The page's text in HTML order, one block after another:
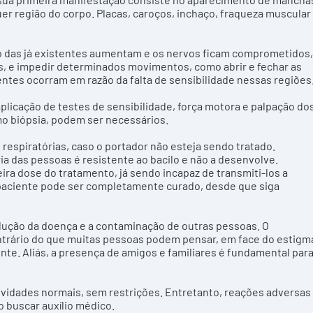
região do corpo. Placas, caroços, inchaço, fraqueza muscular
das já existentes aumentam e os nervos ficam comprometidos,
e impedir determinados movimentos, como abrir e fechar as
ocorram em razão da falta de sensibilidade nessas regiões.
de testes de sensibilidade, força motora e palpação
biópsia, podem ser necessários.
caso o portador não esteja sendo tratado.
das pessoas é resistente ao bacilo e não a desenvolve.
dose do tratamento, já sendo incapaz de transmiti-los a
pode ser completamente curado, desde que siga
da doença e a contaminação de outras pessoas. O
do que muitas pessoas podem pensar, em face do
Aliás, a presença de amigos e familiares é fundamental para
normais, sem restrições. Entretanto, reações adversas
auxílio médico.